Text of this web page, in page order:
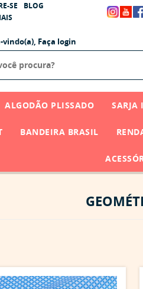
SE
BLOG
vindo(a), Faça login
ALGODÃO PLISSADO SARJA
BANDEIRA BRASIL